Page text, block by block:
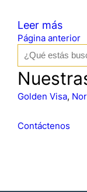
Leer más
Página anterior
s
c
a
Golden Visa,
Contáctenos